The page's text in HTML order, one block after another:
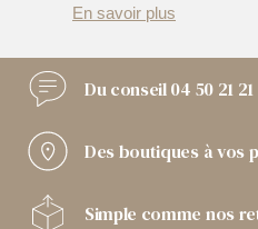
En savoir plus
Du conseil04 50 21
Des boutiques à vos
Simple comme nos